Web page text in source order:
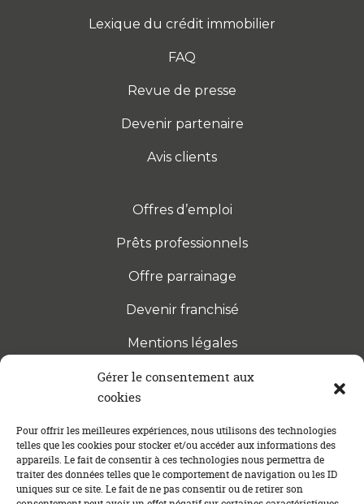
Gérer le consentement aux
cookies
Pour offrir les meilleures expériences, nous utilisons des technologies
telles que les cookies pour stocker et/ou accéder aux informations des
appareils. Le fait de consentir à ces technologies nous permettra de
traiter des données telles que le comportement de navigation ou les ID
uniques sur ce site. Le fait de ne pas consentir ou de retirer son
Lexique du crédit immobilier
FAQ
Revue de presse
Devenir partenaire
Avis clients
Offres d’emploi
Prêts professionnels
Offre parrainage
Devenir franchisé
Mentions légales
S’INSCRIRE À LA NEWSLETTER
Abonnez-vous à notre newsletter pour être tenu au
courant des dernières actualités concernant le
crédit immobilier !